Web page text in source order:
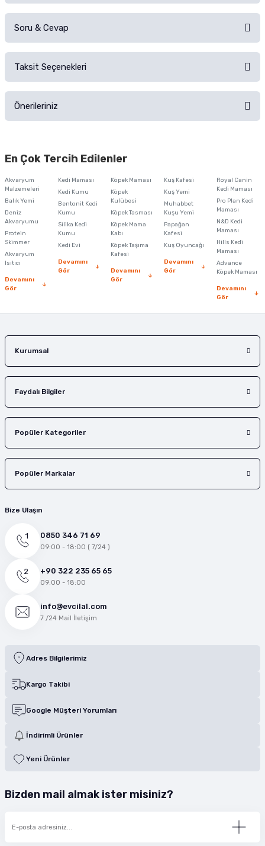
Ürünü Satın Al ve Yorumla
Soru & Cevap
Taksit Seçenekleri
Önerileriniz
iletebilirsiniz.
Ürün resmi kalitesiz, bozuk veya görüntülenemiyor.
Ürün açıklamasında eksik bilgiler bulunuyor.
Ürün bilgilerinde hatalar bulunuyor.
Ürün fiyatı diğer sitelerden daha pahalı.
Bu ürüne benzer farklı alternatifler olmalı.
En Çok Tercih Edilenler
Akvaryum
Malzemeleri
Balık Yemi
Deniz
Akvaryumu
Protein
Skimmer
Akvaryum
Isıtıcı
Devamını
Gör
Kedi Maması
Kedi Kumu
Bentonit Kedi
Kumu
Silika Kedi
Kumu
Kedi Evi
Devamını
Gör
Köpek Maması
Köpek
Kulübesi
Köpek Tasması
Köpek Mama
Kabı
Köpek Taşıma
Kafesi
Devamını
Gör
Kuş Kafesi
Kuş Yemi
Muhabbet
Kuşu Yemi
Papağan
Kafesi
Kuş Oyuncağı
Devamını
Gör
Royal Canin
Kedi Maması
Pro Plan Kedi
Maması
N&D Kedi
Maması
Hills Kedi
Maması
Advance
Köpek Maması
Devamını
Gör
Kurumsal
Faydalı Bilgiler
Popüler Kategoriler
Popüler Markalar
Bize Ulaşın
0850 346 71 69
09:00 - 18:00 ( 7/24 )
+90 322 235 65 65
09:00 - 18:00
info@evcilal.com
7 /24 Mail İletişim
Adres Bilgilerimiz
Kargo Takibi
Google Müşteri Yorumları
İndirimli Ürünler
Yeni Ürünler
Bizden mail almak ister misiniz?